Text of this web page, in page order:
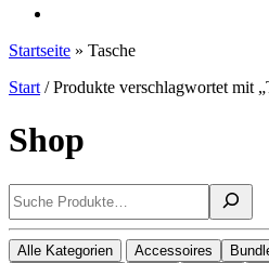
Startseite » Tasche
Start / Produkte verschlagwortet mit
Shop
Suchen
Alle Kategorien Accessoires